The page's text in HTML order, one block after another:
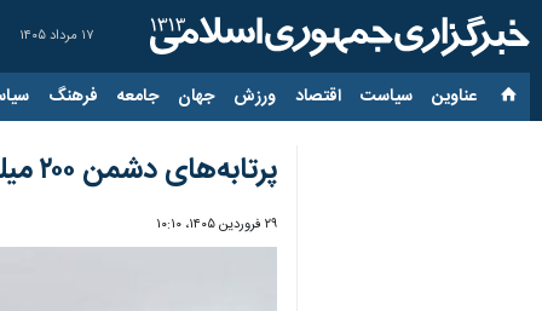
۱۷ مرداد ۱۴۰۵
عناوین‌ سیاست اقتصاد ورزش جهان جامعه فرهنگ
پرتابه‌های دشمن ۲۰۰ میلیارد ریال به زیرساخت‌ فنی و حرفه ای کردستان خسارت زد
۲۹ فروردین ۱۴۰۵، ۱۰:۱۰